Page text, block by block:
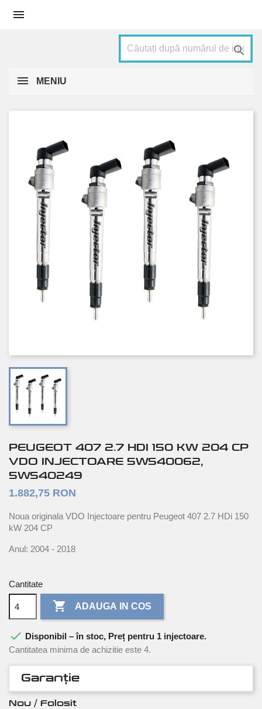


MENIU
PEUGEOT 407 2.7 HDI 150 KW 204 CP
VDO INJECTOARE 5WS40062,
5WS40249
1.882,75 RON
Noua originala VDO Injectoare pentru Peugeot 407 2.7 HDi 150
kW 204 CP
Anul: 2004 - 2018
Cantitate
 ADAUGA IN COS
 Disponibil – în stoc, Preț pentru 1 injectoare.
Cantitatea minima de achizitie este 4.
Garanție
Nou / Folosit